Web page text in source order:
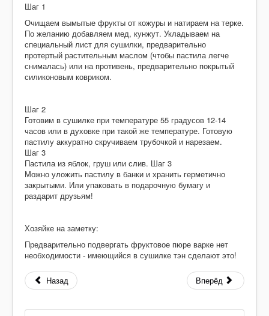
Шаг 1
Очищаем вымытые фрукты от кожуры и натираем на терке.
По желанию добавляем мед, кунжут. Укладываем на
специальный лист для сушилки, предварительно
протертый растительным маслом (чтобы пастила легче
снималась) или на противень, предварительно покрытый
силиконовым ковриком.
Шаг 2
Готовим в сушилке при температуре 55 градусов 12-14
часов или в духовке при такой же температуре. Готовую
пастилу аккуратно скручиваем трубочкой и нарезаем.
Шаг 3
Пастила из яблок, груш или слив. Шаг 3
Можно уложить пастилу в банки и хранить герметично
закрытыми. Или упаковать в подарочную бумагу и
раздарит друзьям!
Хозяйке на заметку:
Предварительно подвергать фруктовое пюре варке нет
необходимости - имеющийся в сушилке тэн сделают это!
Назад Вперёд